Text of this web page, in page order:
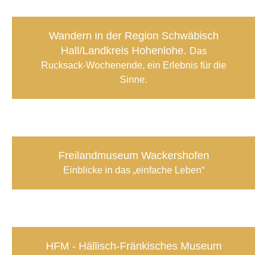
Wandern in der Region Schwäbisch
Hall/Landkreis Hohenlohe. Das
Rucksack-Wochenende, ein Erlebnis für die
Sinne.
Freilandmuseum Wackershofen
Einblicke in das „einfache Leben“
HFM - Hällisch-Fränkisches Museum